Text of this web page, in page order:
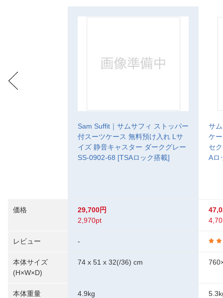
価格
レビュー
本体サイズ
(H×W×D)
本体重量
Sam Suffit｜サムサフィ ストッパー
付スーツケース 無料預け入れ Lサ
イズ 静音キャスター ダークグレー
SS-0902-68 [TSAロック搭載]
29,700円
2,970pt
-
74 x 51 x 32(/36) cm
4.9kg
サ
ケ
セ
Aロ